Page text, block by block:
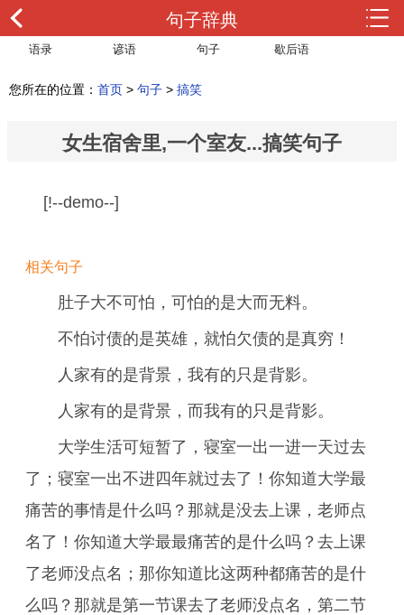
句子辞典
语录 谚语 句子 歇后语
您所在的位置： 首页 > 句子 > 搞笑
女生宿舍里,一个室友...搞笑句子
[!--demo--]
相关句子
肚子大不可怕，可怕的是大而无料。
不怕讨债的是英雄，就怕欠债的是真穷！
人家有的是背景，我有的只是背影。
人家有的是背景，而我有的只是背影。
大学生活可短暂了，寝室一出一进一天过去
了；寝室一出不进四年就过去了！你知道大学最
痛苦的事情是什么吗？那就是没去上课，老师点
名了！你知道大学最最痛苦的是什么吗？去上课
了老师没点名；那你知道比这两种都痛苦的是什
么吗？那就是第一节课去了老师没点名，第二节